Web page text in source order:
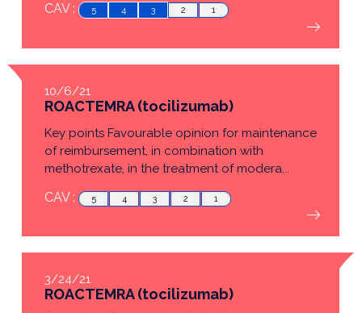
CAV : 5 4 3 2 1
10/6/21
ROACTEMRA (tocilizumab)
Key points Favourable opinion for maintenance
of reimbursement, in combination with
methotrexate, in the treatment of modera...
CAV : 5 4 3 2 1
3/24/21
ROACTEMRA (tocilizumab)